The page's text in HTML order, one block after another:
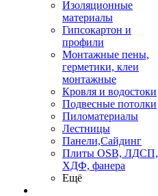
Изоляционные
материалы
Гипсокартон и
профили
Монтажные пены,
герметики, клеи
монтажные
Кровля и водостоки
Подвесные потолки
Пиломатериалы
Лестницы
Панели,Сайдинг
Плиты OSB, ЛДСП,
ХДФ, фанера
Ещё